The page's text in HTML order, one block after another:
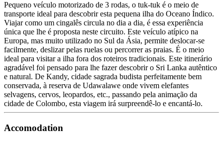
Pequeno veículo motorizado de 3 rodas, o tuk-tuk é o meio de
transporte ideal para descobrir esta pequena ilha do Oceano Índico.
Viajar como um cingalês circula no dia a dia, é essa experiência
única que lhe é proposta neste circuito. Este veículo atípico na
Europa, mas muito utilizado no Sul da Ásia, permite deslocar-se
facilmente, deslizar pelas ruelas ou percorrer as praias. É o meio
ideal para visitar a ilha fora dos roteiros tradicionais. Este itinerário
agradável foi pensado para lhe fazer descobrir o Sri Lanka autêntico
e natural. De Kandy, cidade sagrada budista perfeitamente bem
conservada, à reserva de Udawalawe onde vivem elefantes
selvagens, cervos, leopardos, etc., passando pela animação da
cidade de Colombo, esta viagem irá surpreendê-lo e encantá-lo.
Accomodation